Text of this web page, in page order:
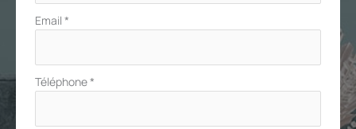
Email *
Téléphone*